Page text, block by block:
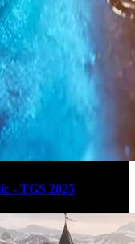
- TGS 2025